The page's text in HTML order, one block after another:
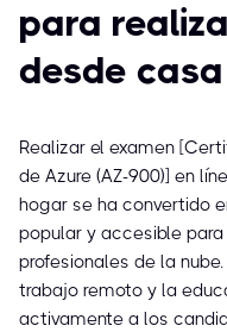
para
desde casa
Realizar el examen
de Azure (AZ-900)] en
hogar se ha convertido
popular y accesible
profesionales de la
trabajo remoto y la
activamente a los